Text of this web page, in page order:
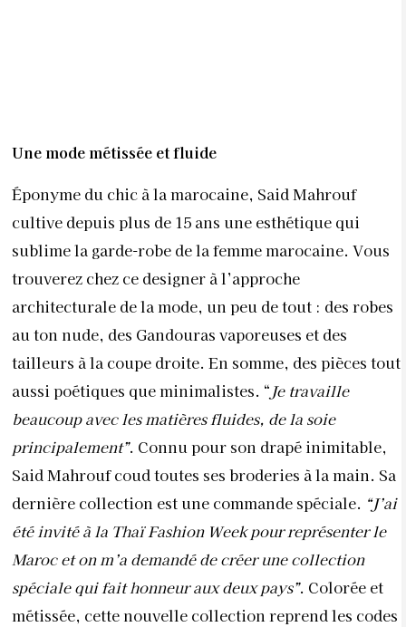
Une mode métissée et fluide
Éponyme du chic à la marocaine, Said Mahrouf
cultive depuis plus de 15 ans une esthétique qui
sublime la garde-robe de la femme marocaine. Vous
trouverez chez ce designer à l’approche
architecturale de la mode, un peu de tout : des robes
au ton nude, des Gandouras vaporeuses et des
tailleurs à la coupe droite. En somme, des pièces tout
aussi poétiques que minimalistes. “ Je travaille
beaucoup avec les matières fluides, de la soie
principalement”. Connu pour son drapé inimitable,
Said Mahrouf coud toutes ses broderies à la main. Sa
dernière collection est une commande spéciale. “J’ai
été invité à la Thaï Fashion Week pour représenter le
Maroc et on m’a demandé de créer une collection
spéciale qui fait honneur aux deux pays”. Colorée et
métissée, cette nouvelle collection reprend les codes